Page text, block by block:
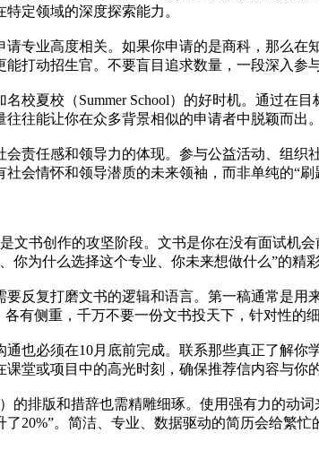
定领域的深度探索能力。
请专业高度相关。如果你申请的是商科，那么
能打动招生官。不要盲目追求数量，一段深入参
名校夏校（Summer School）的好时机。通过在
往往能让你在众多背景相似的申请者中脱颖而出。
会责任感和领导力的体现。参与公益活动、组
会情怀和领导潜质的未来领袖，而非单纯的“刷
文书创作的攻坚阶段。文书是你在没有面试机
你为什么选择这个专业、你未来想做什么”的精彩
要反复打磨文书的逻辑和语言。第一稿通常是
各有侧重，千万不要一份文书投天下，针对性的
通也必须在10月底前完成。联系那些真正了解
课堂或项目中的高光时刻，确保推荐信内容与你
的排版和措辞也需精雕细琢。使用强有力的动
20%”。简洁、专业、数据驱动的简历会给繁忙